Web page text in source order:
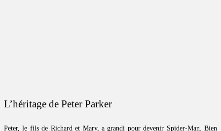
L’héritage de Peter Parker
Peter, le fils de Richard et Mary, a grandi pour devenir Spider-Man. Bien